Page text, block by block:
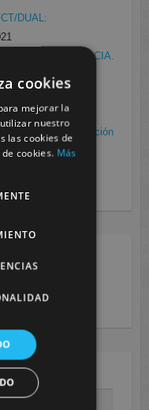
DUAL:
DE RADIOFARMACIA.
Aguado.
Murcia. Protección
Congreso
V
cookies
mejorar la
nuestro
las cookies de
cookies. Más